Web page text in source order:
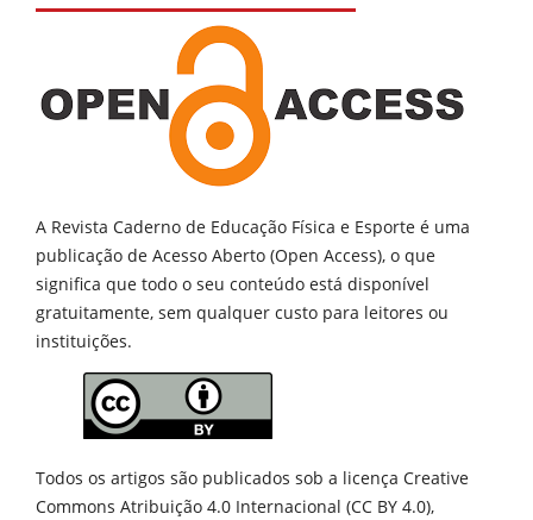
A Revista Caderno de Educação Física e Esporte é uma
publicação de Acesso Aberto (Open Access), o que
significa que todo o seu conteúdo está disponível
gratuitamente, sem qualquer custo para leitores ou
instituições.
Todos os artigos são publicados sob a licença Creative
Commons Atribuição 4.0 Internacional (CC BY 4.0),